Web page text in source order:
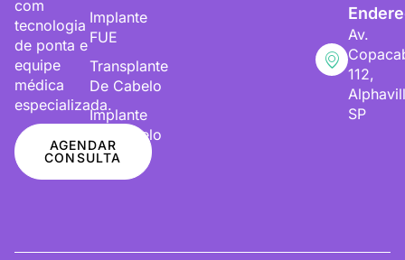
com
tecnologia
de ponta e
equipe
médica
especializada.
AGENDAR
CONSULTA
Implante
FUE
Transplante
De Cabelo
Implante
De Cabelo
Av.
112,
SP